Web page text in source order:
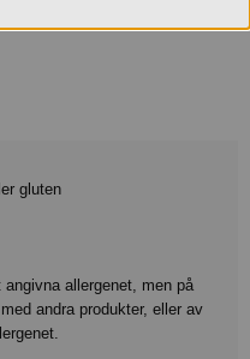
gluten
allergenet, men på
andra produkter, eller av